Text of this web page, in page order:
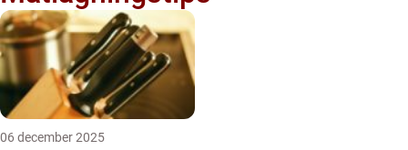
06 december 2025